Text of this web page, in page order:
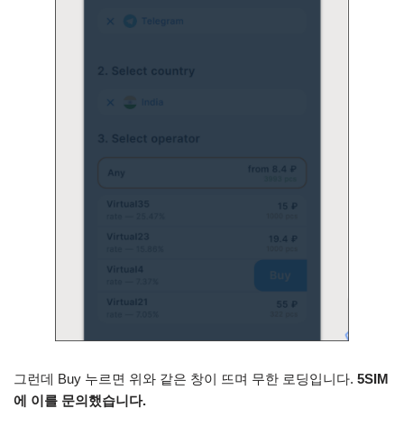
그런데 Buy 누르면 위와 같은 창이 뜨며 무한 로딩입니다. 5SIM
에 이를 문의했습니다.